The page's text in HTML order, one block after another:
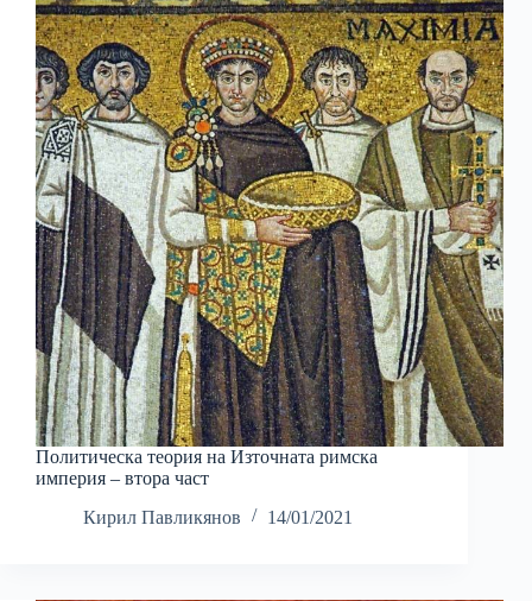
Политическа теория на Източната римска
империя – втора част
Кирил Павликянов
14/01/2021